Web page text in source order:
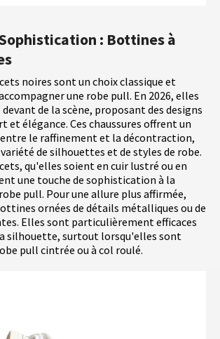
: Bottines à
noires sont un choix classique et
une robe pull. En 2026, elles
de la scène, proposant des designs
élégance. Ces chaussures offrent un
le raffinement et la décontraction,
de silhouettes et de styles de robe.
qu'elles soient en cuir lustré ou en
une touche de sophistication à la
pull. Pour une allure plus affirmée,
ornées de détails métalliques ou de
Elles sont particulièrement efficaces
silhouette, surtout lorsqu'elles sont
pull cintrée ou à col roulé.